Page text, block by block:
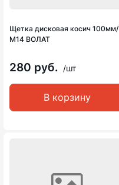
Щетка дисковая косич 100мм/
М14 ВОЛАТ
280 руб. /шт
В корзину